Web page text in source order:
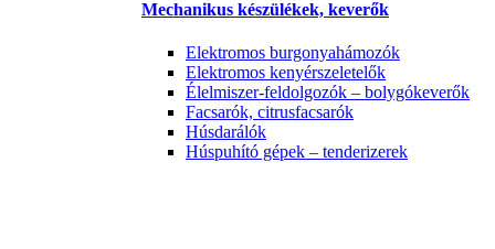
Mechanikus készülékek, keverők
Elektromos burgonyahámozók
Elektromos kenyérszeletelők
Élelmiszer-feldolgozók – bolygókeverők
Facsarók, citrusfacsarók
Húsdarálók
Húspuhító gépek – tenderizerek